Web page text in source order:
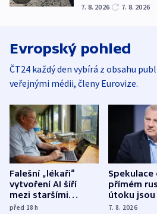
7. 8. 2026 7. 8. 2026
Evropský pohled
ČT24 každý den vybírá z obsahu
veřejnými médii, členy Eurovize.
Falešní „lékaři“
vytvoření AI šíří
mezi staršími
Poláky nebezpečné
před 18h
Spekulace
přímém
útoku
míní
7. 8. 2026